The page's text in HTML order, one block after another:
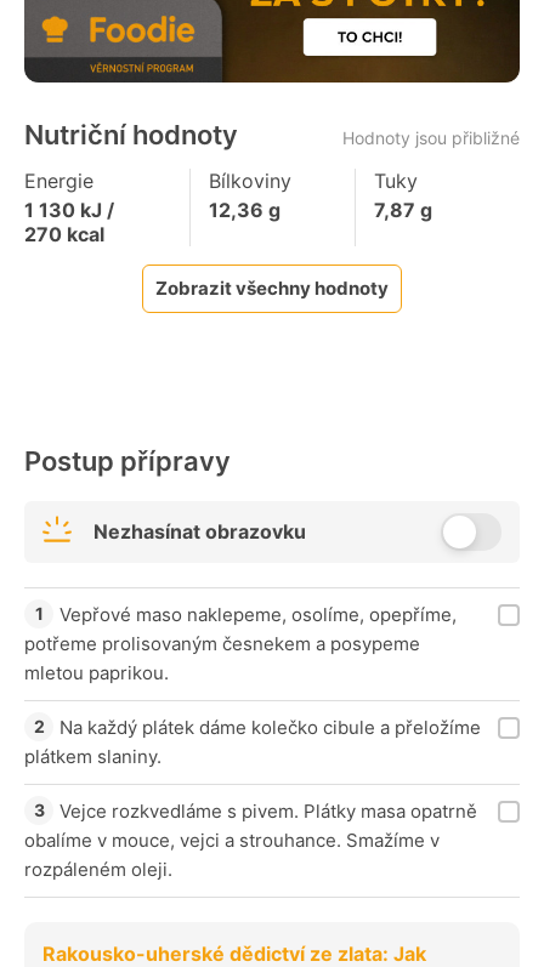
Nutriční hodnoty Hodnoty jsou přibližné
Energie
1 130 kJ /
270 kcal
Bílkoviny
12,36 g
Tuky
7,87 g
Zobrazit všechny hodnoty
Postup přípravy
Nezhasínat obrazovku
Vepřové maso naklepeme, osolíme, opepříme,
potřeme prolisovaným česnekem a posypeme
mletou paprikou.
Na každý plátek dáme kolečko cibule a přeložíme
plátkem slaniny.
Vejce rozkvedláme s pivem. Plátky masa opatrně
obalíme v mouce, vejci a strouhance. Smažíme v
rozpáleném oleji.
Rakousko-uherské dědictví ze zlata: Jak